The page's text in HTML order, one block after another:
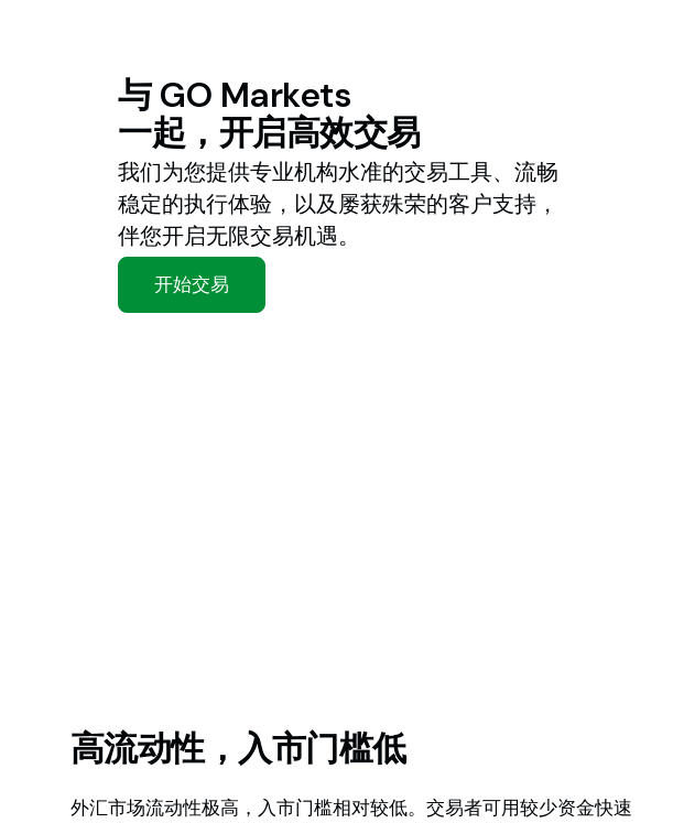
与 GO Markets
一起，开启高效交易
我们为您提供专业机构水准的交易工具、流畅
稳定的执行体验，以及屡获殊荣的客户支持，
伴您开启无限交易机遇。
开始交易
高流动性，入市门槛低
外汇市场流动性极高，入市门槛相对较低。交易者可用较少资金快速